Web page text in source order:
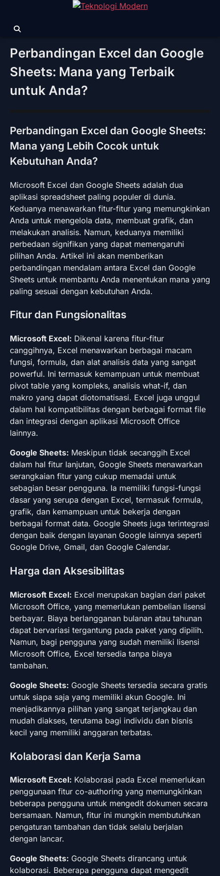
content
Perbandingan Excel dan Google
Sheets: Mana yang Terbaik
untuk Anda?
Perbandingan Excel dan Google Sheets:
Mana yang Lebih Cocok untuk
Kebutuhan Anda?
Microsoft Excel dan Google Sheets adalah dua
aplikasi spreadsheet paling populer di dunia.
Keduanya menawarkan fitur-fitur yang memungkinkan
Anda untuk mengelola data, membuat grafik, dan
melakukan analisis. Namun, keduanya memiliki
perbedaan signifikan yang dapat memengaruhi
pilihan Anda. Artikel ini akan memberikan
perbandingan mendalam antara Excel dan Google
Sheets untuk membantu Anda menentukan mana yang
paling sesuai dengan kebutuhan Anda.
Fitur dan Fungsionalitas
Microsoft Excel: Dikenal karena fitur-fitur
canggihnya, Excel menawarkan berbagai macam
fungsi, formula, dan alat analisis data yang sangat
powerful. Ini termasuk kemampuan untuk membuat
pivot table yang kompleks, analisis what-if, dan
makro yang dapat diotomatisasi. Excel juga unggul
dalam hal kompatibilitas dengan berbagai format file
dan integrasi dengan aplikasi Microsoft Office
lainnya.
Google Sheets: Meskipun tidak secanggih Excel
dalam hal fitur lanjutan, Google Sheets menawarkan
serangkaian fitur yang cukup memadai untuk
sebagian besar pengguna. Ia memiliki fungsi-fungsi
dasar yang serupa dengan Excel, termasuk formula,
grafik, dan kemampuan untuk bekerja dengan
berbagai format data. Google Sheets juga terintegrasi
dengan baik dengan layanan Google lainnya seperti
Google Drive, Gmail, dan Google Calendar.
Harga dan Aksesibilitas
Microsoft Excel: Excel merupakan bagian dari paket
Microsoft Office, yang memerlukan pembelian lisensi
berbayar. Biaya berlangganan bulanan atau tahunan
dapat bervariasi tergantung pada paket yang dipilih.
Namun, bagi pengguna yang sudah memiliki lisensi
Microsoft Office, Excel tersedia tanpa biaya
tambahan.
Google Sheets: Google Sheets tersedia secara gratis
untuk siapa saja yang memiliki akun Google. Ini
menjadikannya pilihan yang sangat terjangkau dan
mudah diakses, terutama bagi individu dan bisnis
kecil yang memiliki anggaran terbatas.
Kolaborasi dan Kerja Sama
Microsoft Excel: Kolaborasi pada Excel memerlukan
penggunaan fitur co-authoring yang memungkinkan
beberapa pengguna untuk mengedit dokumen secara
bersamaan. Namun, fitur ini mungkin membutuhkan
pengaturan tambahan dan tidak selalu berjalan
dengan lancar.
Google Sheets: Google Sheets dirancang untuk
kolaborasi. Beberapa pengguna dapat mengedit